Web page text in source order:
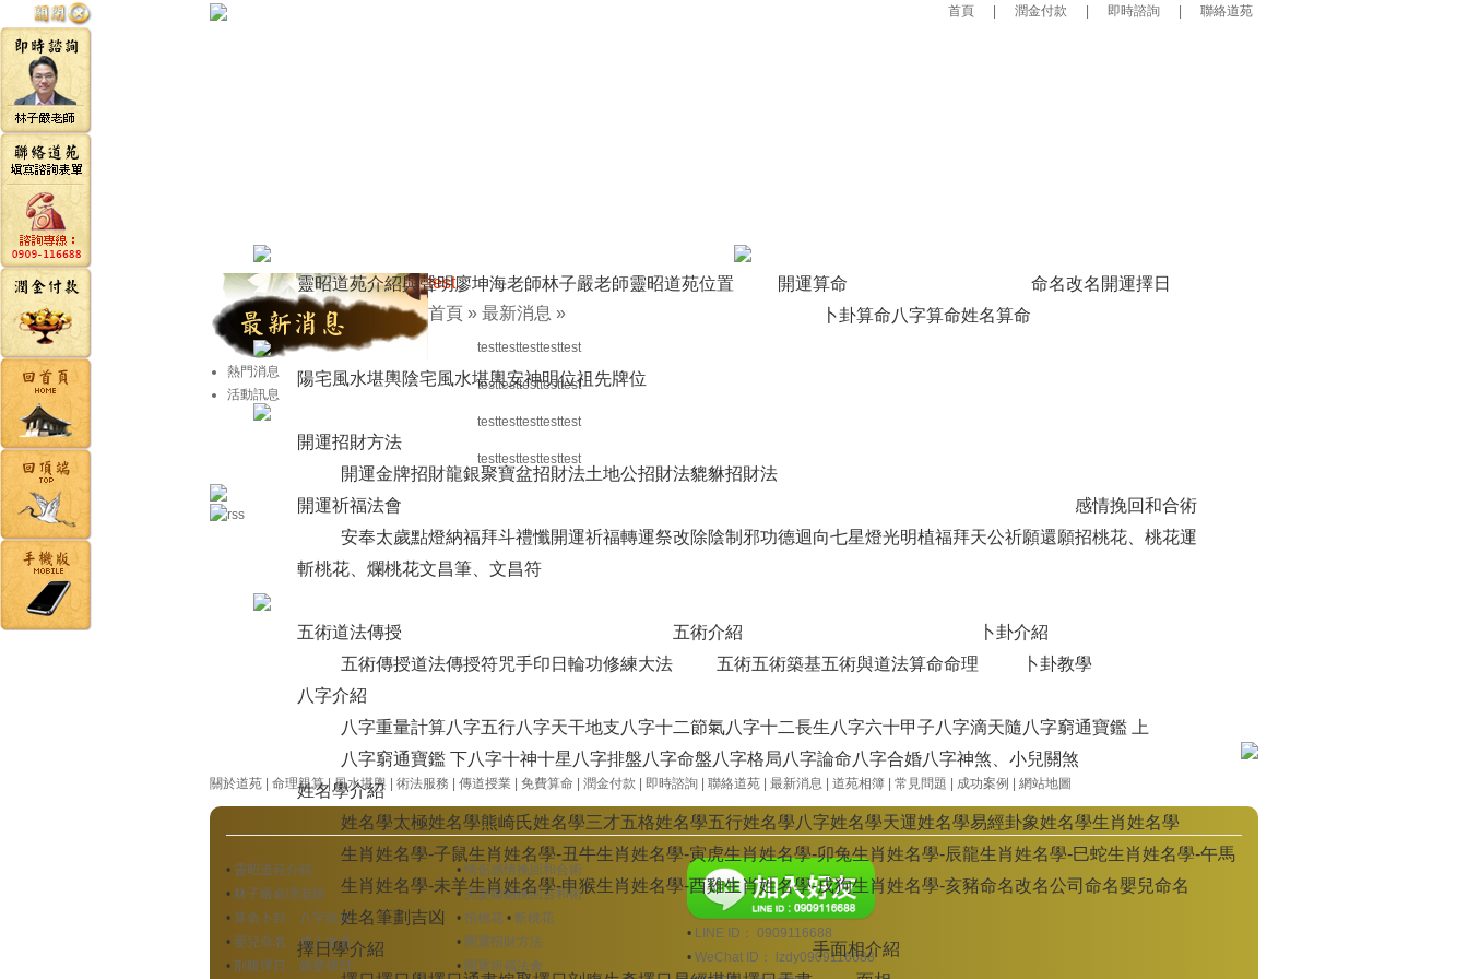
首頁 潤金付款 即時諮詢 聯絡道苑
靈昭道苑介紹與聲明廖坤海老師林子嚴老師靈昭道苑位置
開運算命
卜卦算命八字算命姓名算命
命名改名 開運擇日
陽宅風水堪輿陰宅風水堪輿安神明位祖先牌位
開運招財方法
開運金牌招財龍銀聚寶盆招財法土地公招財法貔貅招財法
開運祈福法會
安奉太歲點燈納福拜斗禮懺開運祈福轉運祭改除陰制邪功德迴向七星燈光明植福拜天公祈願還願
感情挽回和合術
招桃花、桃花運
斬桃花、爛桃花文昌筆、文昌符
五術道法傳授
五術傳授道法傳授符咒手印 日輪功修練大法
五術介紹
五術五術築基五術與道法算命命理
卜卦介紹
卜卦教學
八字介紹
八字重量計算八字五行八字天干地支八字十二節氣八字十二長生八字六十甲子八字滴天隨八字窮通寶鑑 上
八字窮通寶鑑 下八字十神十星 八字排盤八字命盤八字格局八字論命八字合婚八字神煞、小兒關煞
姓名學介紹
姓名學太極姓名學熊崎氏姓名學三才五格姓名學五行姓名學 八字姓名學天運姓名學易經卦象姓名學生肖姓名學
生肖姓名學-子鼠生肖姓名學-丑牛生肖姓名學-寅虎生肖姓名學-卯兔生肖姓名學-辰龍生肖姓名學-巳蛇生肖姓名學-午馬
生肖姓名學-未羊生肖姓名學-申猴生肖姓名學-酉雞生肖姓名學-戌狗生肖姓名學-亥豬命名改名公司命名嬰兒命名
姓名筆劃吉凶
擇日學介紹
手面相介紹
test
首頁 » 最新消息 »
testtesttesttesttest
testtesttesttesttest
testtesttesttesttest
testtesttesttesttest
熱門消息
活動訊息
關於道苑 命理親算| 風水堪輿 術法服務 傳道授業 免費算命 潤金付款 即時諮詢 聯絡道苑 最新消息 道苑相簿 常見問題 成功案例 網站地圖
• 靈昭道苑介紹
• 林子嚴命理老師
• 算命卜卦、八字姓名
• 嬰兒命名、成人改名
• 剖腹擇日、嫁娶擇日
• 情侶感情挽回和合術
•夫妻婚姻挽回合和術
• 招桃花 • 斬桃花
• 開運招財方法
• 開運祈福法會
• LINE ID： 0909116688
• WeChat ID： lzdy0909116688